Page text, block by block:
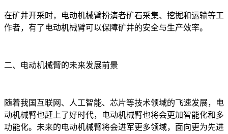
在矿井开采时，电动机械臂扮演者矿石采集、挖掘和运输等工
作者，有了电动机械臂可以保障矿井的安全与生产效率。
二、电动机械臂的未来发展前景
随着我国互联网、人工智能、芯片等技术领域的飞速发展，电
动机械臂也赶上了好时代，电动机械臂也将会更加智能化和多
功能化。未来的电动机械臂将会进军更多领域，面向更为先进